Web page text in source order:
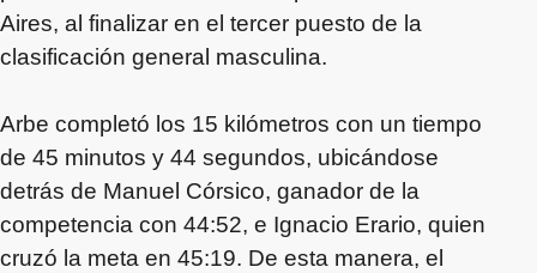
Aires, al finalizar en el tercer puesto de la
clasificación general masculina.
Arbe completó los 15 kilómetros con un tiempo
de 45 minutos y 44 segundos, ubicándose
detrás de Manuel Córsico, ganador de la
competencia con 44:52, e Ignacio Erario, quien
cruzó la meta en 45:19. De esta manera, el